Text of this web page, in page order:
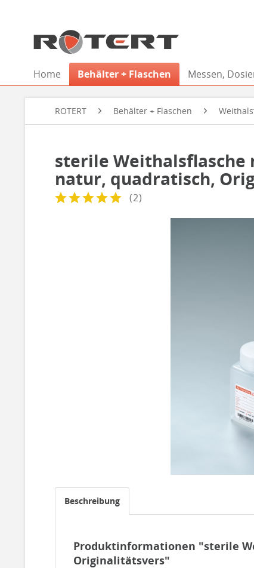
Home Behälter + Flaschen Messen,
ROTERT Behälter + Flaschen
sterile Weithalsflasche
natur, quadratisch,
(2)
Beschreibung
Produktinformationen "sterile
Originalitätsvers"